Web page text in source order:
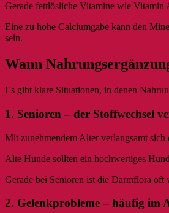
Gerade fettlösliche Vitamine wie Vitamin
Eine zu hohe Calciumgabe kann den
sein.
Wann
Es gibt klare Situationen, in denen
1. Senioren – der Stoffwechsel
Mit zunehmendem Alter verlangsamt
Alte Hunde sollten ein hochwertiges
Gerade bei Senioren ist die Darmflora
2. Gelenkprobleme – häufig im